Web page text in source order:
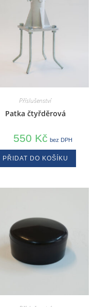
Příslušenství
Patka čtyřděrová
550 Kč bez DPH
PŘIDAT DO KOŠÍKU